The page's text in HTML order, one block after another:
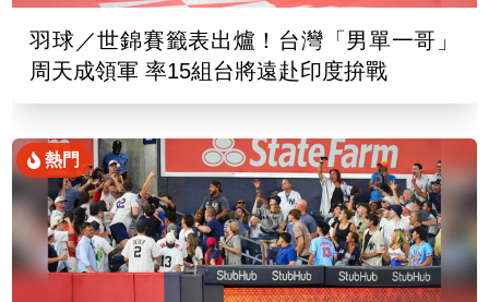
羽球／世錦賽籤表出爐！台灣「男單一哥」
周天成領軍 率15組台將遠赴印度拚戰
熱門